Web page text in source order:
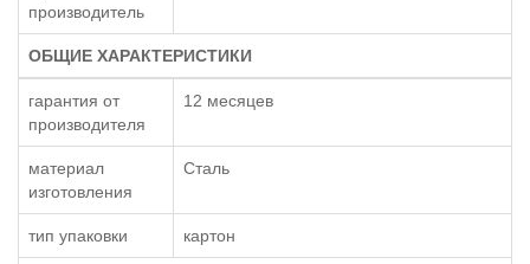
производитель
ОБЩИЕ ХАРАКТЕРИСТИКИ
гарантия от
производителя
12 месяцев
материал
изготовления
Сталь
тип упаковки картон